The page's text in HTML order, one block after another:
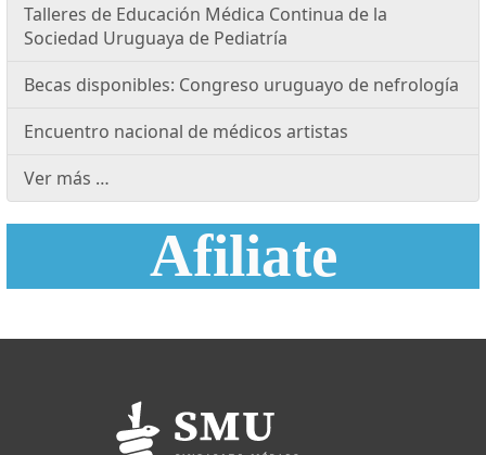
Talleres de Educación Médica Continua de la
Sociedad Uruguaya de Pediatría
Becas disponibles: Congreso uruguayo de nefrología
Encuentro nacional de médicos artistas
Ver más …
Afiliate